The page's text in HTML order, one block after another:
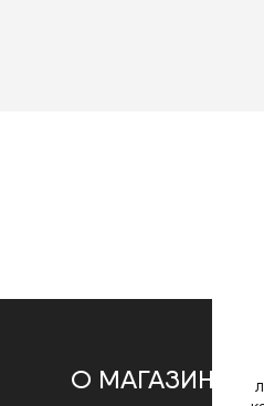
О МАГАЗИНЕ